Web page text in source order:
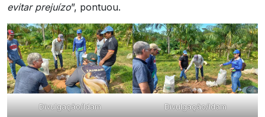
evitar prejuízo”, pontuou.
Divulgação/Idam Divulgação/Idam